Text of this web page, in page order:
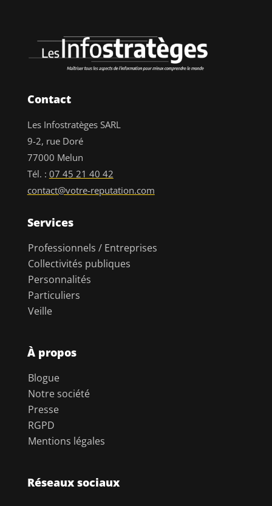
Contact
Les Infostratèges SARL
9-2, rue Doré
77000 Melun
Tél. : 07 45 21 40 42
contact@votre-reputation.com
Services
Professionnels / Entreprises
Collectivités publiques
Personnalités
Particuliers
Veille
À propos
Blogue
Notre société
Presse
RGPD
Mentions légales
Réseaux sociaux